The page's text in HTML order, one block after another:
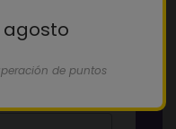
agosto
de puntos